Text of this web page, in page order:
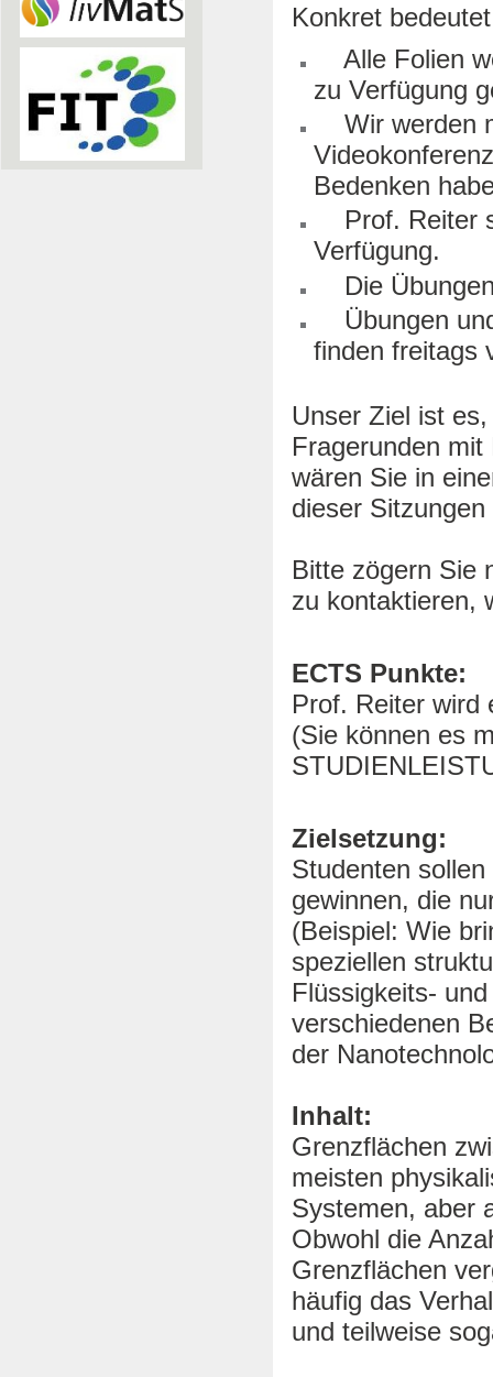
Konkret
Alle Folien
zu Verfügung
Wir werden
Bedenken
Prof. Reiter
Verfügung.
Die Übungen
Übungen
finden freitags
Unser Ziel ist
Fragerunden
wären Sie in
dieser
Bitte zögern Sie
zu kontaktieren,
ECTS Punkte:
Prof. Reiter wird
(Sie können es
Zielsetzung:
Studenten
gewinnen, die
(Beispiel: Wie
speziellen
Flüssigkeits-
verschiedenen
der
Inhalt:
Grenzflächen
meisten
Systemen, aber
Obwohl die
Grenzflächen
häufig das
und teilweise